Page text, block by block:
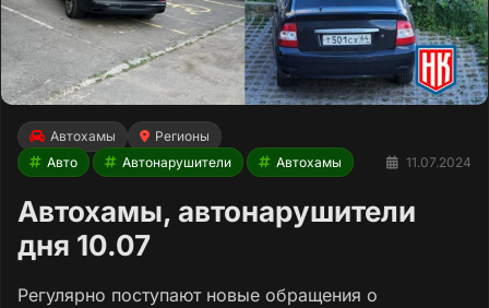
Автохамы
Регионы
Авто
Автонарушители Автохамы 11.07.2024
Автохамы, автонарушители
дня 10.07
Регулярно поступают новые обращения о